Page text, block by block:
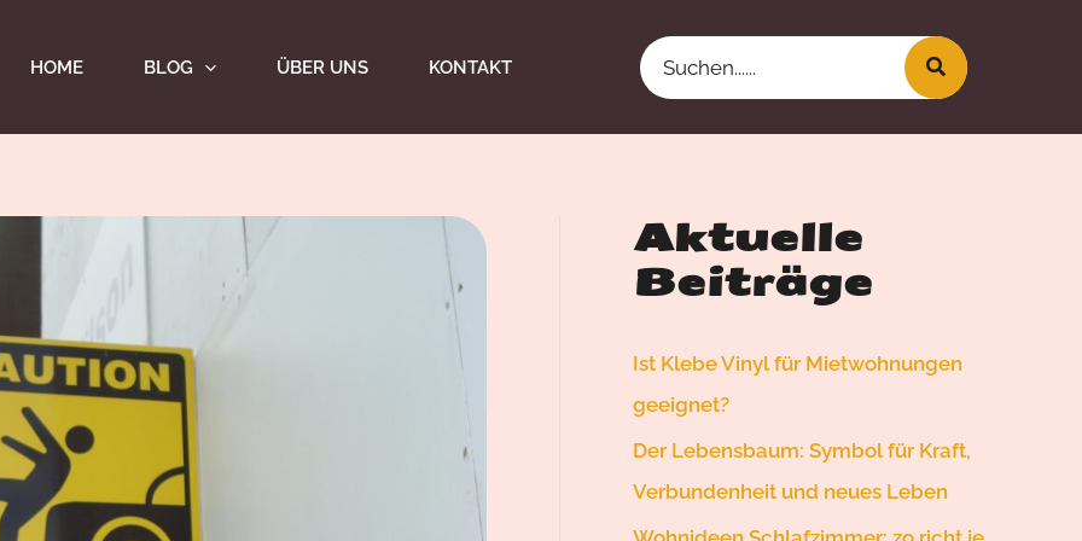
HOME BLOG ÜBER UNS KONTAKT
Search
for:
Aktuelle
Beiträge
Ist Klebe Vinyl für Mietwohnungen
geeignet?
Der Lebensbaum: Symbol für Kraft,
Verbundenheit und neues Leben